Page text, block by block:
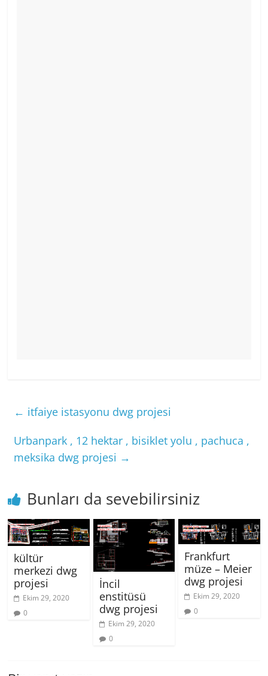
← itfaiye istasyonu dwg projesi
Urbanpark , 12 hektar , bisiklet yolu , pachuca ,
meksika dwg projesi →
Bunları da sevebilirsiniz
kültür
merkezi dwg
projesi
Ekim 29, 2020
0
İncil
enstitüsü
dwg projesi
Ekim 29, 2020
0
Frankfurt
müze – Meier
dwg projesi
Ekim 29, 2020
0